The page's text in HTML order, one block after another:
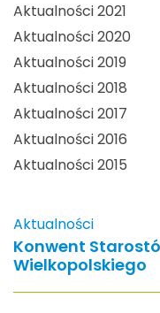
Aktualności 2021
Aktualności 2020
Aktualności 2019
Aktualności 2018
Aktualności 2017
Aktualności 2016
Aktualności 2015
Aktualności
Konwent
Wielkopolskiego